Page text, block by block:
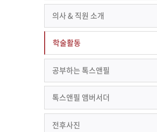
의사 & 직원 소개
학술활동
공부하는 톡스앤필
톡스앤필 앰버서더
전후사진